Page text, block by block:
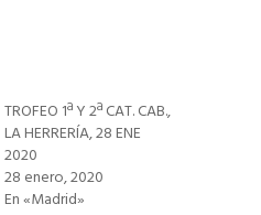
TROFEO 1ª Y 2ª CAT. CAB.,
LA HERRERÍA, 28 ENE
2020
28 enero, 2020
En «Madrid»